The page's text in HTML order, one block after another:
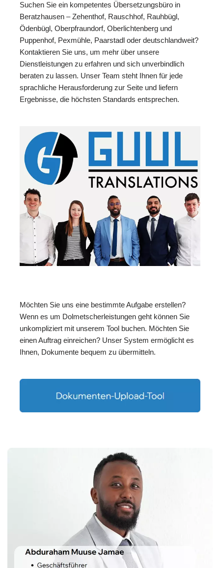
Suchen Sie ein kompetentes Übersetzungsbüro in
Beratzhausen – Zehenthof, Rauschhof, Rauhbügl,
Ödenbügl, Oberpfraundorf, Oberlichtenberg und
Puppenhof, Pexmühle, Paarstadl oder deutschlandweit?
Kontaktieren Sie uns, um mehr über unsere
Dienstleistungen zu erfahren und sich unverbindlich
beraten zu lassen. Unser Team steht Ihnen für jede
sprachliche Herausforderung zur Seite und liefern
Ergebnisse, die höchsten Standards entsprechen.
Möchten Sie uns eine bestimmte Aufgabe erstellen?
Wenn es um Dolmetscherleistungen geht können Sie
unkompliziert mit unserem Tool buchen. Möchten Sie
einen Auftrag einreichen? Unser System ermöglicht es
Ihnen, Dokumente bequem zu übermitteln.